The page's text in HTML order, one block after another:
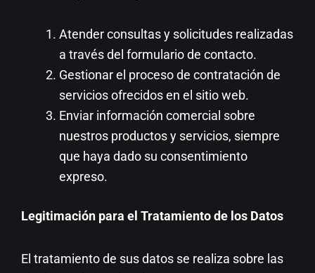
Atender consultas y solicitudes realizadas
a través del formulario de contacto.
Gestionar el proceso de contratación de
servicios ofrecidos en el sitio web.
Enviar información comercial sobre
nuestros productos y servicios, siempre
que haya dado su consentimiento
expreso.
Legitimación para el Tratamiento de los Datos
El tratamiento de sus datos se realiza sobre las